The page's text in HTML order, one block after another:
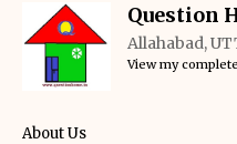
Question
Allahabad,
View my
About Us